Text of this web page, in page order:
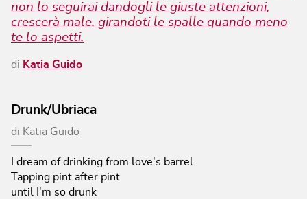
non lo seguirai dandogli le giuste attenzioni,
crescerà male, girandoti le spalle quando meno
te lo aspetti.
di Katia Guido
Drunk/Ubriaca
di Katia Guido
I dream of drinking from love's barrel.
Tapping pint after pint
until I'm so drunk